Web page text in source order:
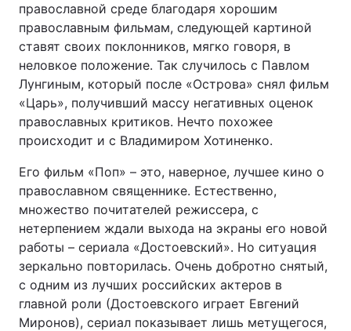
православной среде благодаря хорошим
православным фильмам, следующей картиной
ставят своих поклонников, мягко говоря, в
неловкое положение. Так случилось с Павлом
Лунгиным, который после «Острова» снял фильм
«Царь», получивший массу негативных оценок
православных критиков. Нечто похожее
происходит и с Владимиром Хотиненко.
Его фильм «Поп» – это, наверное, лучшее кино о
православном священнике. Естественно,
множество почитателей режиссера, с
нетерпением ждали выхода на экраны его новой
работы – сериала «Достоевский». Но ситуация
зеркально повторилась. Очень добротно снятый,
с одним из лучших российских актеров в
главной роли (Достоевского играет Евгений
Миронов), сериал показывает лишь метущегося,